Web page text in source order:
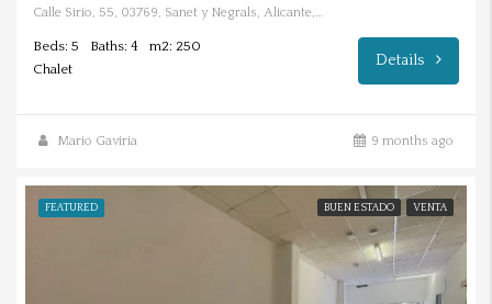
Calle Sirio, 55, 03769, Sanet y Negrals, Alicante, España
Beds: 5 Baths: 4
m2: 250
Chalet
Details
Mario Gaviria 9 months ago
FEATURED BUEN ESTADO VENTA